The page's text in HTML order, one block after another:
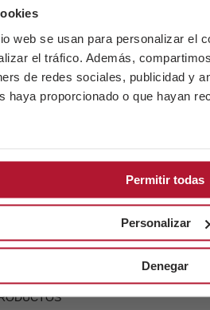
web se usan para personalizar el
el tráfico. Además,
de redes sociales, publicidad y
haya proporcionado o que hayan
Permitir todas
Personalizar
Denegar